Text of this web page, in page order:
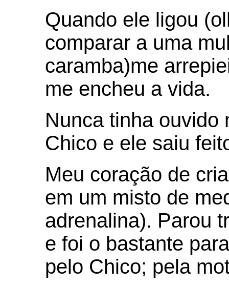
Quando ele ligou
comparar a uma
caramba)me
me encheu a vida.
Nunca tinha ouvido
Chico e ele saiu
Meu coração de
em um misto de
adrenalina). Parou
e foi o bastante
pelo Chico; pela